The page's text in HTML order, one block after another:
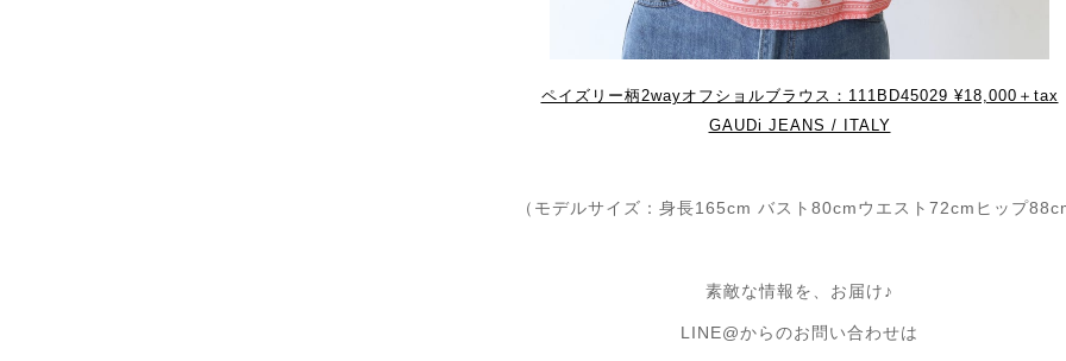
ペイズリー柄2wayオフショルブラウス：111BD45029 ¥18,000＋tax
GAUDi JEANS / ITALY
（モデルサイズ：身長165cm バスト80cmウエスト72cmヒップ
素敵な情報を、お届け♪
LINE@からのお問い合わせは